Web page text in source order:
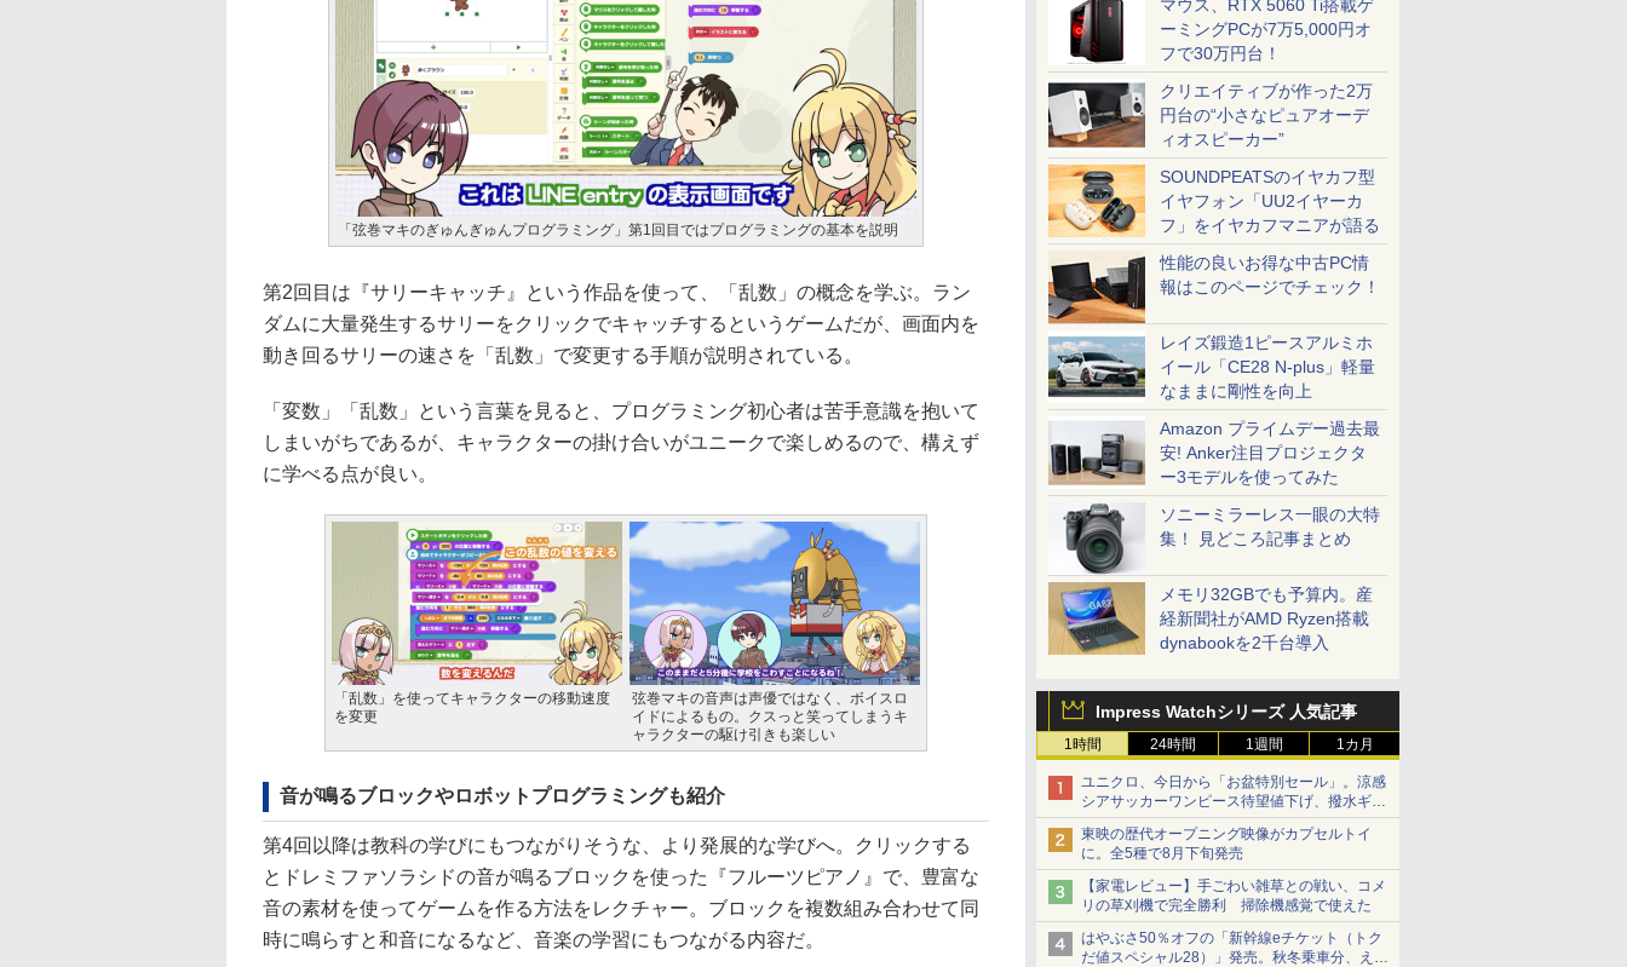
マウス、RTX 5060 Ti搭載ゲ
ーミングPCが7万5,000円オ
フで30万円台！
クリエイティブが作った2万
円台の“小さなピュアオーデ
ィオスピーカー”
SOUNDPEATSのイヤカフ型
イヤフォン「UU2イヤーカ
フ」をイヤカフマニアが語る
性能の良いお得な中古PC情
報はこのページでチェック！
レイズ鍛造1ピースアルミホ
イール「CE28 N-plus」軽量
なままに剛性を向上
Amazon プライムデー過去最
安! Anker注目プロジェクタ
ー3モデルを使ってみた
ソニーミラーレス一眼の大特
集！ 見どころ記事まとめ
メモリ32GBでも予算内。産
経新聞社がAMD Ryzen搭載
dynabookを2千台導入
Impress Watchシリーズ 人気記事
1時間 24時間 1週間 1カ月
ユニクロ、今日から「お盆特別セール」。涼感
シアサッカーワンピース待望値下げ、撥水ギア
ショーツは1990円に
東映の歴代オープニング映像がカプセルトイ
に。全5種で8月下旬発売
【家電レビュー】手ごわい雑草との戦い、コメ
リの草刈機で完全勝利 掃除機感覚で使えた
はやぶさ50％オフの「新幹線eチケット（トク
だ値スペシャル28）」発売。秋冬乗車分、えき
「弦巻マキのぎゅんぎゅんプログラミング」第1回目ではプログラミングの基本を説明
第2回目は『サリーキャッチ』という作品を使って、「乱数」の概念を学ぶ。ラン
ダムに大量発生するサリーをクリックでキャッチするというゲームだが、画面内を
動き回るサリーの速さを「乱数」で変更する手順が説明されている。
「変数」「乱数」という言葉を見ると、プログラミング初心者は苦手意識を抱いて
しまいがちであるが、キャラクターの掛け合いがユニークで楽しめるので、構えず
に学べる点が良い。
「乱数」を使ってキャラクターの移動速度
を変更
弦巻マキの音声は声優ではなく、ボイスロ
イドによるもの。クスっと笑ってしまうキ
ャラクターの駆け引きも楽しい
音が鳴るブロックやロボットプログラミングも紹介
第4回以降は教科の学びにもつながりそうな、より発展的な学びへ。クリックする
とドレミファソラシドの音が鳴るブロックを使った『フルーツピアノ』で、豊富な
音の素材を使ってゲームを作る方法をレクチャー。ブロックを複数組み合わせて同
時に鳴らすと和音になるなど、音楽の学習にもつながる内容だ。